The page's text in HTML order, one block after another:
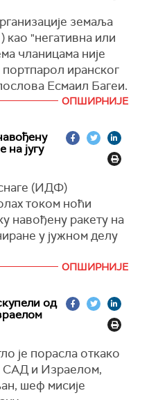
Texas
цене,
долара по
земаља
"негативна или
чланицама није
портпарол иранског
Есмаил Багеи,
Арапских
произвођача
задржати своје
помагању Израелу
њих.
ће 1. маја напустити
нафте
ОПШИРНИЈЕ
на југу
(ИДФ)
током ноћи
навођену ракету на
у јужном делу
тога
лансирања, док
припадници те
наводи да су
ОПШИРНИЈЕ
од
је порасла откако
САД и Израелом,
шеф мисије